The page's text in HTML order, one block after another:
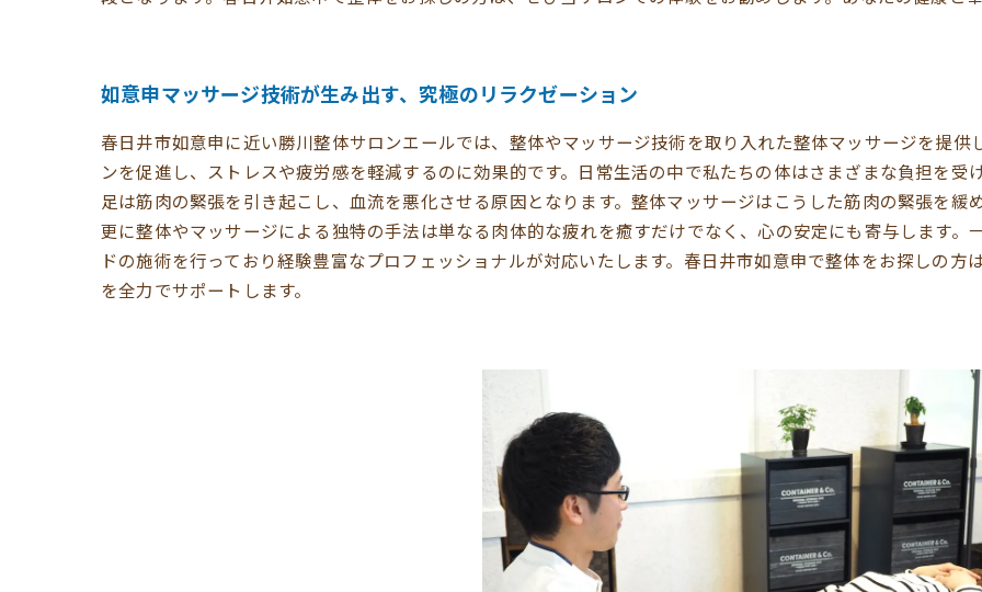
如意申マッサージ技術が生み出す、究極のリラクゼーション
春日井市如意申に近い勝川整体サロンエールでは、整体やマッサージ技術を取り入れた整体マッサージを提供
ンを促進し、ストレスや疲労感を軽減するのに効果的です。日常生活の中で私たちの体はさまざまな負担を受
足は筋肉の緊張を引き起こし、血流を悪化させる原因となります。整体マッサージはこうした筋肉の緊張を緩
更に整体やマッサージによる独特の手法は単なる肉体的な疲れを癒すだけでなく、心の安定にも寄与します。
ドの施術を行っており経験豊富なプロフェッショナルが対応いたします。春日井市如意申で整体をお探しの
を全力でサポートします。